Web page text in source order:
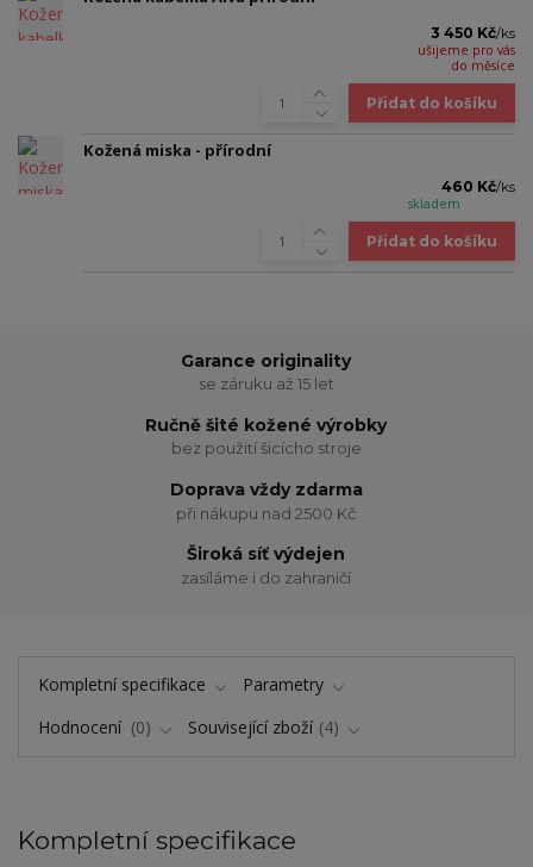
3 450 Kč/ks
ušijeme pro vás
do měsíce
Přidat do košíku
Kožená miska - přírodní
460 Kč/ks
skladem
Přidat do košíku
Garance originality
se záruku až 15 let
Ručně šité kožené výrobky
bez použití šicícho stroje
Doprava vždy zdarma
při nákupu nad 2500 Kč
Široká síť výdejen
zasíláme i do zahraničí
Kompletní specifikace
Parametry
Hodnocení
0 Související zboží 4
Kompletní specifikace